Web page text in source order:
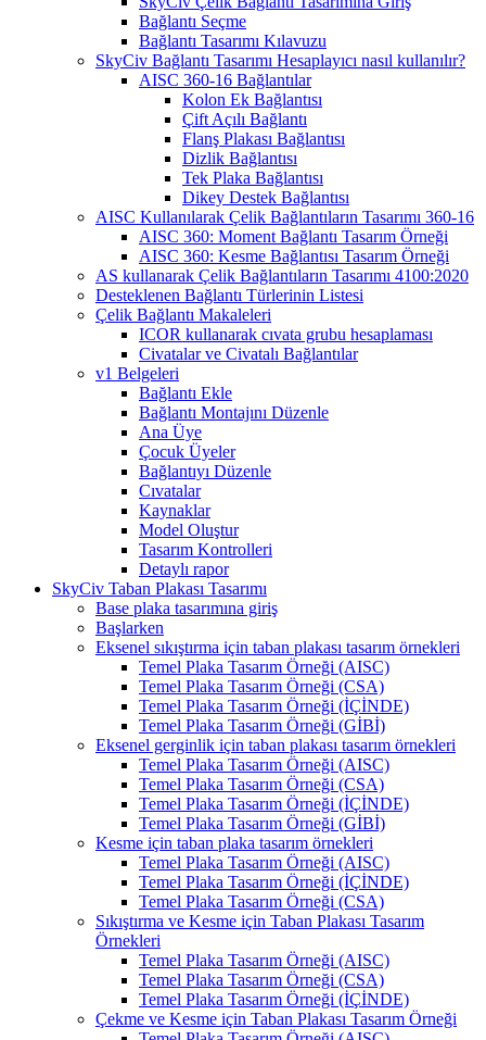
Bağlantı Seçme
Bağlantı Tasarımı Kılavuzu
SkyCiv Bağlantı Tasarımı Hesaplayıcı nasıl kullanılır?
AISC 360-16 Bağlantılar
Kolon Ek Bağlantısı
Çift Açılı Bağlantı
Flanş Plakası Bağlantısı
Dizlik Bağlantısı
Tek Plaka Bağlantısı
Dikey Destek Bağlantısı
AISC Kullanılarak Çelik Bağlantıların Tasarımı 360-16
AISC 360: Moment Bağlantı Tasarım Örneği
AISC 360: Kesme Bağlantısı Tasarım Örneği
AS kullanarak Çelik Bağlantıların Tasarımı 4100:2020
Desteklenen Bağlantı Türlerinin Listesi
Çelik Bağlantı Makaleleri
ICOR kullanarak cıvata grubu hesaplaması
Civatalar ve Civatalı Bağlantılar
v1 Belgeleri
Bağlantı Ekle
Bağlantı Montajını Düzenle
Ana Üye
Çocuk Üyeler
Bağlantıyı Düzenle
Cıvatalar
Kaynaklar
Model Oluştur
Tasarım Kontrolleri
Detaylı rapor
SkyCiv Taban Plakası Tasarımı
Base plaka tasarımına giriş
Başlarken
Eksenel sıkıştırma için taban plakası tasarım örnekleri
Temel Plaka Tasarım Örneği (AISC)
Temel Plaka Tasarım Örneği (CSA)
Temel Plaka Tasarım Örneği (İÇİNDE)
Temel Plaka Tasarım Örneği (GİBİ)
Eksenel gerginlik için taban plakası tasarım örnekleri
Temel Plaka Tasarım Örneği (AISC)
Temel Plaka Tasarım Örneği (CSA)
Temel Plaka Tasarım Örneği (İÇİNDE)
Temel Plaka Tasarım Örneği (GİBİ)
Kesme için taban plaka tasarım örnekleri
Temel Plaka Tasarım Örneği (AISC)
Temel Plaka Tasarım Örneği (İÇİNDE)
Temel Plaka Tasarım Örneği (CSA)
Sıkıştırma ve Kesme için Taban Plakası Tasarım
Örnekleri
Temel Plaka Tasarım Örneği (AISC)
Temel Plaka Tasarım Örneği (CSA)
Temel Plaka Tasarım Örneği (İÇİNDE)
Çekme ve Kesme için Taban Plakası Tasarım Örneği